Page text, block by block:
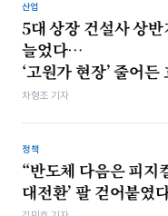
산업
5대 상장 건설사 상
늘었다…
‘고원가 현장’ 줄어든
차형조 기자
정책
“반도체 다음은 피지
대전환’ 팔 걷어붙였